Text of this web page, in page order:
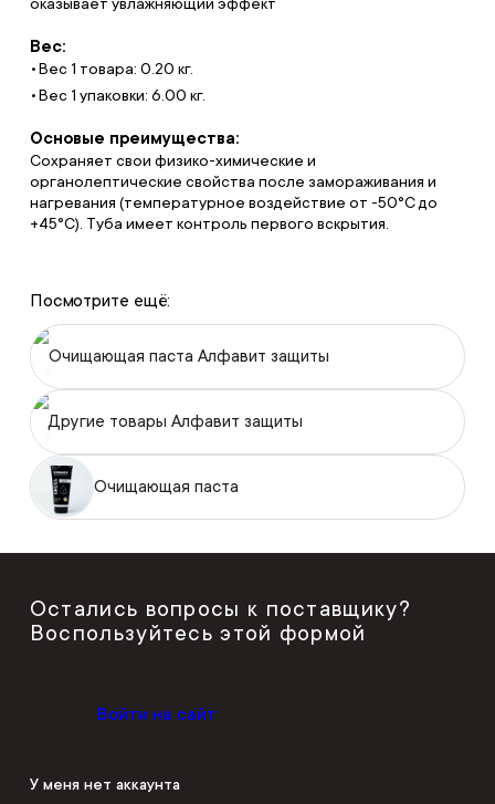
Вес:
Вес 1 товара: 0.20 кг.
Вес 1 упаковки: 6.00 кг.
Основые преимущества:
Сохраняет свои физико-химические и
органолептические свойства после замораживания и
нагревания (температурное воздействие от -50°С до
+45°С). Туба имеет контроль первого вскрытия.
Посмотрите ещё:
Очищающая паста Алфавит защиты
Другие товары Алфавит защиты
Очищающая паста
Остались вопросы к поставщику?
Воспользуйтесь этой формой
Войти на сайт
У меня нет аккаунта